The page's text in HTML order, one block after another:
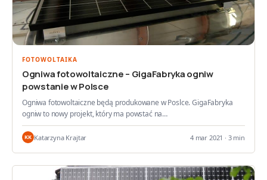
FOTOWOLTAIKA
Ogniwa fotowoltaiczne – GigaFabryka ogniw
powstanie w Polsce
Ogniwa fotowoltaiczne będą produkowane w Poslce. GigaFabryka
ogniw to nowy projekt, który ma powstać na…
KK Katarzyna Krajtar 4 mar 2021 · 3 min